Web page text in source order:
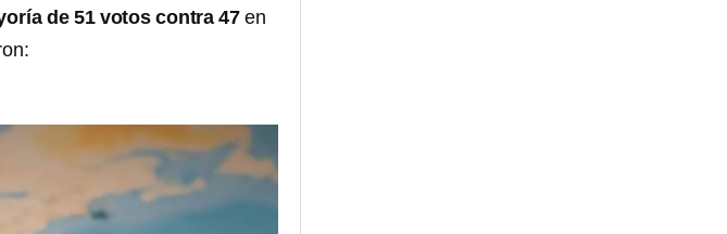
de 51 votos contra 47en